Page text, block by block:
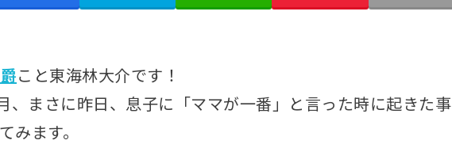
こと東海林大介です！
、まさに昨日、息子に「ママが一番」と言った時に起きた事
みます。